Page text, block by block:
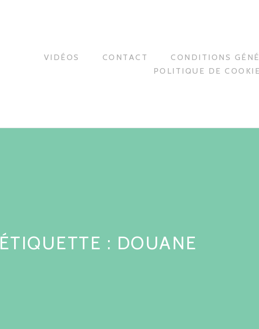
VIDÉOS CONTACT
CONDITIONS
POLITIQUE DE
ÉTIQUETTE : DOUANE